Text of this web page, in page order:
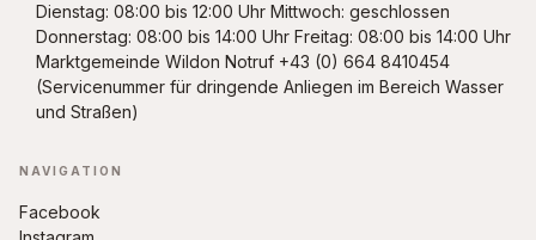
Dienstag: 08:00 bis 12:00 Uhr Mittwoch: geschlossen
Donnerstag: 08:00 bis 14:00 Uhr Freitag: 08:00 bis 14:00 Uhr
Marktgemeinde Wildon Notruf +43 (0) 664 8410454
(Servicenummer für dringende Anliegen im Bereich Wasser
und Straßen)
NAVIGATION
Facebook